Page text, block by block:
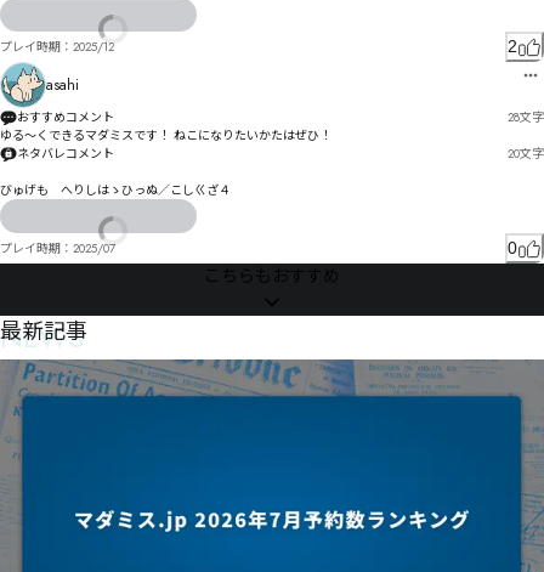
プレイ時期： 2025/12 2
asahi
おすすめコメント 28文字
ゆる～くできるマダミスです！ ねこになりたいかたはぜひ！
ネタバレコメント
20文字
びゅげも゘へりしはゝひっぬ／こしㄍざ４
プレイ時期： 2025/07 0
こちらもおすすめ
NEWS
最新記事